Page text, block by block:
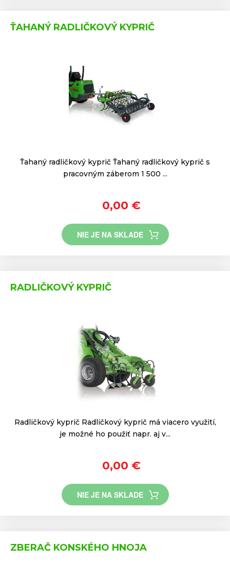
ŤAHANÝ RADLIČKOVÝ KYPRIČ
Ťahaný radličkový kyprič Ťahaný radličkový kyprič s
pracovným záberom 1 500 ...
0,00 €
NIE JE NA SKLADE
RADLIČKOVÝ KYPRIČ
Radličkový kyprič Radličkový kyprič má viacero využití,
je možné ho použiť napr. aj v...
0,00 €
NIE JE NA SKLADE
ZBERAČ KONSKÉHO HNOJA